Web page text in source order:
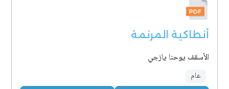
أنطاكية المرنمة
الأسقف يوحنا يازجي
عام